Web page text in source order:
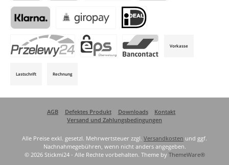
PayPal Später BezahlenApple Pay / Google Pay (via Stripe)
SEPA-Lastschrift (via Stripe)
Klarna (via Stripe)Giropay (via Stripe) iDeal (via Stripe)
Vorkasse
Lastschrift Rechnung
AGB Defektes Produkt Downloads
Kontakt
Versand und Zahlungsbedingungen
Alle Preise exkl. gesetzl. Mehrwertsteuer zzgl. Versandkosten und ggf.
Nachnahmegebühren, wenn nicht anders angegeben.
© 2026 Stickmi24 - Alle Rechte vorbehalten. Theme by ThemeWare®